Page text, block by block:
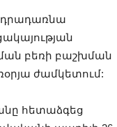
բեռի բաշխման
ժամկետում:
հետաձգեց